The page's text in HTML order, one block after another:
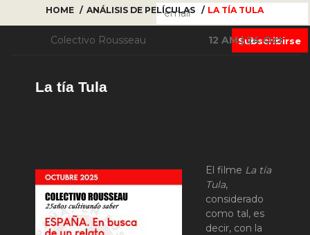
HOME ANÁLISIS DE PELÍCULAS LA TÍA TULA
Colectivo Rousseau 12 AM | 24 Oct
La tía Tula
El filme La tía
Tula,
considerado
como tal, es
decir, con la